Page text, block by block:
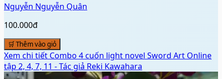
Nguyễn Nguyễn Quân
100.000đ
🛒 Thêm vào giỏ
Xem chi tiết Combo 4 cuốn light novel Sword Art Online
tập 2, 4, 7, 11 - Tác giả Reki Kawahara